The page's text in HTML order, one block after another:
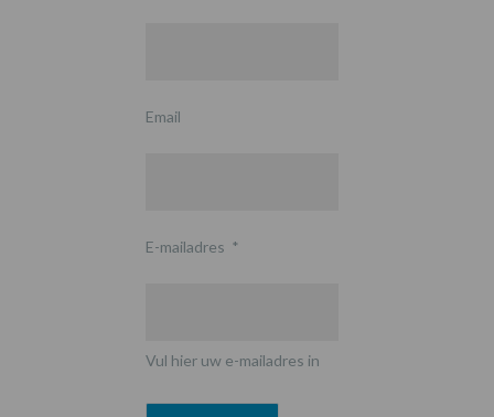
Email
E-mailadres *
Vul hier uw e-mailadres in